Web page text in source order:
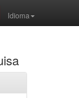
Idioma